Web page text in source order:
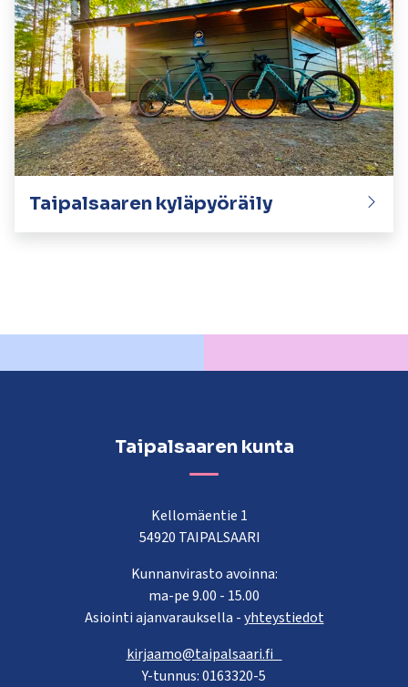
Taipalsaaren kyläpyöräily
Taipalsaaren kunta
Kellomäentie 1
54920 TAIPALSAARI
Kunnanvirasto avoinna:
ma-pe 9.00 - 15.00
Asiointi ajanvarauksella -yhteystiedot
kirjaamo@taipalsaari.fi
Y-tunnus: 0163320-5